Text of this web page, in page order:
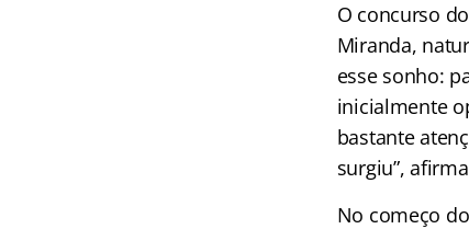
O concurso
Miranda,
esse sonho:
inicialmente
bastante
surgiu”,
No começo